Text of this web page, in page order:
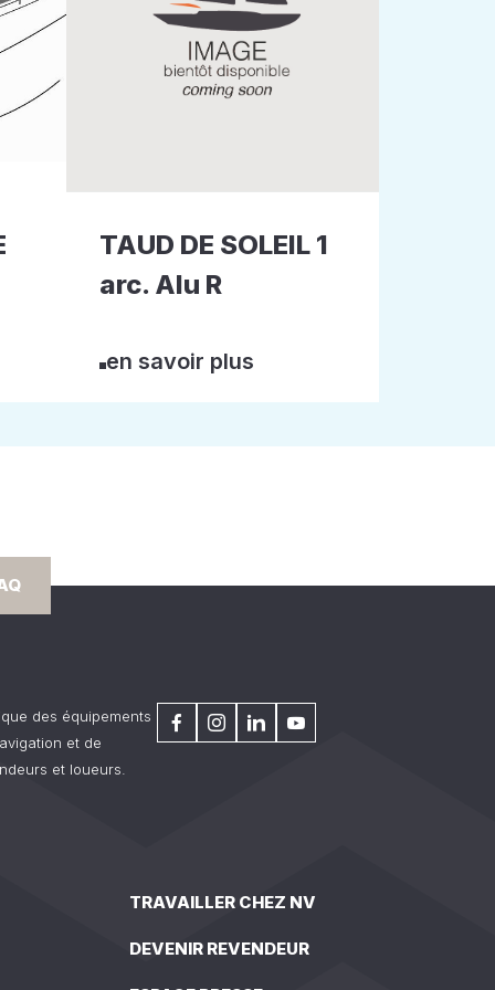
TAUD DE SOLEIL 1
arc. Alu R
en savoir plus
des équipements
et de
et loueurs.
TRAVAILLER CHEZ NV
DEVENIR REVENDEUR